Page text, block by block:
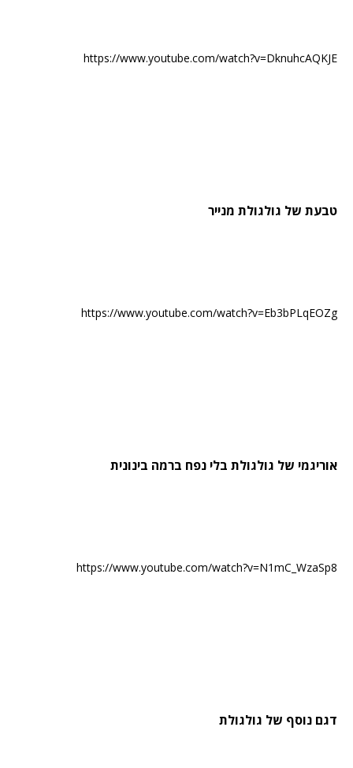
https://www.youtube.com/watch?v=DknuhcAQKJE
טבעת של גולגולת מנייר
https://www.youtube.com/watch?v=Eb3bPLqEOZg
אוריגמי של גולגולת בלי נפח ברמה בינונית
https://www.youtube.com/watch?v=N1mC_WzaSp8
דגם נוסף של גולגולת